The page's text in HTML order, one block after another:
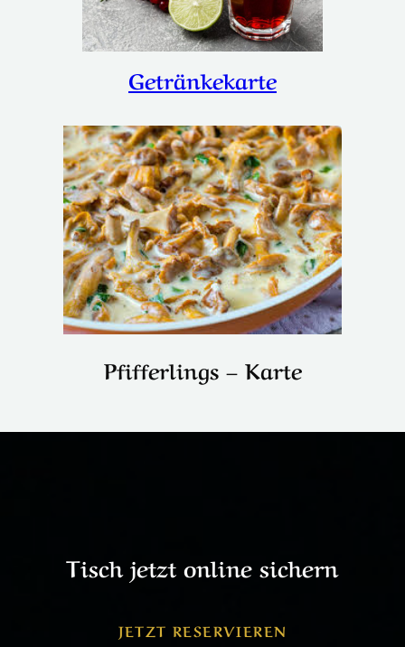
Getränkekarte
Pfifferlings – Karte
Tisch jetzt online sichern
JETZT RESERVIEREN